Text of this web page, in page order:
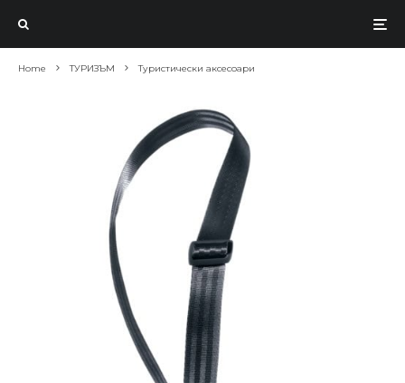
Home ТУРИЗЪМ Туристически аксесоари